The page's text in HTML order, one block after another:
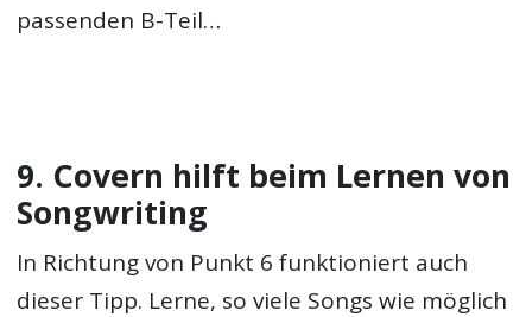
passenden B-Teil…
9. Covern hilft beim Lernen von
Songwriting
In Richtung von Punkt 6 funktioniert auch
dieser Tipp. Lerne, so viele Songs wie möglich